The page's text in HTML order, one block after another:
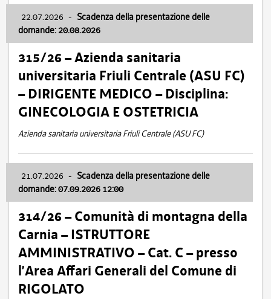
22.07.2026 - Scadenza della presentazione delle
domande: 20.08.2026
315/26 – Azienda sanitaria
universitaria Friuli Centrale (ASU FC)
– DIRIGENTE MEDICO – Disciplina:
GINECOLOGIA E OSTETRICIA
Azienda sanitaria universitaria Friuli Centrale (ASU FC)
21.07.2026 - Scadenza della presentazione delle
domande: 07.09.2026 12:00
314/26 – Comunità di montagna della
Carnia – ISTRUTTORE
AMMINISTRATIVO – Cat. C – presso
l’Area Affari Generali del Comune di
RIGOLATO